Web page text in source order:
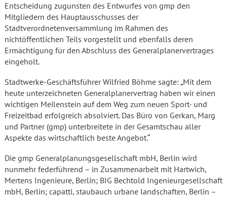
Entscheidung zugunsten des Entwurfes von gmp den
Mitgliedern des Hauptausschusses der
Stadtverordnetenversammlung im Rahmen des
nichtöffentlichen Teils vorgestellt und ebenfalls deren
Ermächtigung für den Abschluss des Generalplanervertrages
eingeholt.
Stadtwerke-Geschäftsführer Wilfried Böhme sagte: „Mit dem
heute unterzeichneten Generalplanervertrag haben wir einen
wichtigen Meilenstein auf dem Weg zum neuen Sport- und
Freizeitbad erfolgreich absolviert. Das Büro von Gerkan, Marg
und Partner (gmp) unterbreitete in der Gesamtschau aller
Aspekte das wirtschaftlich beste Angebot.“
Die gmp Generalplanungsgesellschaft mbH, Berlin wird
nunmehr federführend – in Zusammenarbeit mit Hartwich,
Mertens Ingenieure, Berlin; BIG Bechtold Ingenieurgesellschaft
mbH, Berlin; capatti, staubauch urbane landschaften, Berlin –